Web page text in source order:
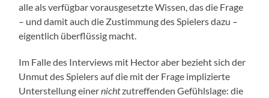
alle als verfügbar vorausgesetzte Wissen, das die Frage
– und damit auch die Zustimmung des Spielers dazu –
eigentlich überflüssig macht.
Im Falle des Interviews mit Hector aber bezieht sich der
Unmut des Spielers auf die mit der Frage implizierte
Unterstellung einernichtzutreffenden Gefühlslage: die